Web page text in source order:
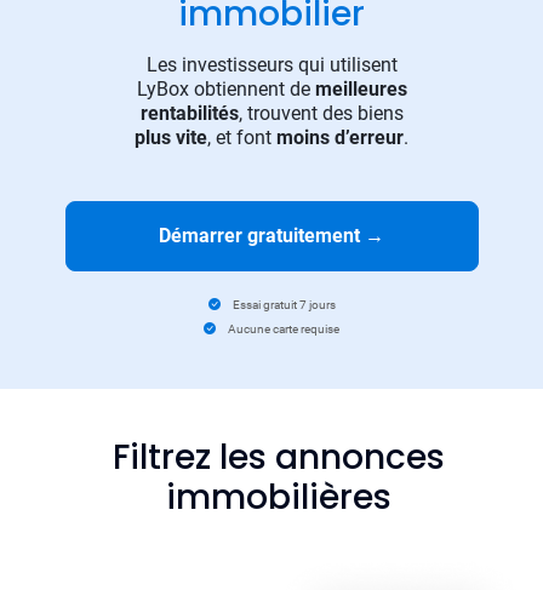
immobilier
Les investisseurs qui utilisent
LyBox obtiennent de meilleures
rentabilités, trouvent des biens
plus vite, et font moins d’erreur.
Démarrer gratuitement →
Essai gratuit 7 jours
Aucune carte requise
Filtrez les annonces
immobilières